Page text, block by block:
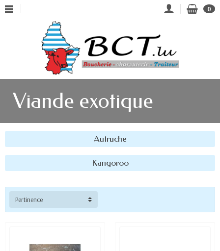
0
Viande exotique
Autruche
Kangoroo
Pertinence